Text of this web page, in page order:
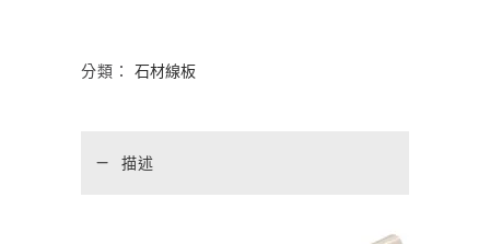
分類： 石材線板
描述